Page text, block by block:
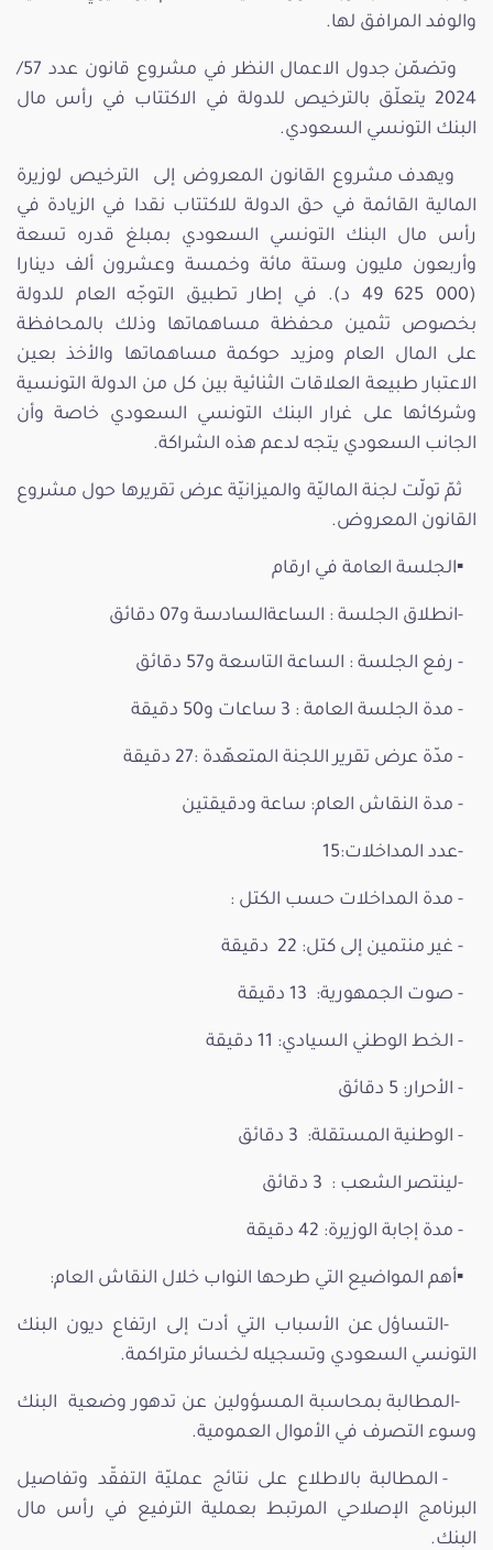
والوفد المرافق لها.
وتضمّن جدول الاعمال النظر في مشروع قانون عدد 57/
2024 يتعلّق بالترخيص للدولة في الاكتتاب في رأس مال
البنك التونسي السعودي.
ويهدف مشروع القانون المعروض إلى الترخيص لوزيرة
المالية القائمة في حق الدولة للاكتتاب نقدا في الزيادة في
رأس مال البنك التونسي السعودي بمبلغ قدره تسعة
وأربعون مليون وستة مائة وخمسة وعشرون ألف دينارا
(000 625 49 د). في إطار تطبيق التوجّه العام للدولة
بخصوص تثمين محفظة مساهماتها وذلك بالمحافظة
على المال العام ومزيد حوكمة مساهماتها والأخذ بعين
الاعتبار طبيعة العلاقات الثنائية بين كل من الدولة التونسية
وشركائها على غرار البنك التونسي السعودي خاصة وأن
الجانب السعودي يتجه لدعم هذه الشراكة.
ثمّ تولّت لجنة الماليّة والميزانيّة عرض تقريرها حول مشروع
القانون المعروض.
▪️الجلسة العامة في ارقام
-انطلاق الجلسة : الساعةالسادسة و07 دقائق
- رفع الجلسة : الساعة التاسعة و57 دقائق
- مدة الجلسة العامة : 3 ساعات و50 دقيقة
- مدّة عرض تقرير اللجنة المتعهّدة :27 دقيقة
- مدة النقاش العام: ساعة ودقيقتين
-عدد المداخلات:15
- مدة المداخلات حسب الكتل :
- غير منتمين إلى كتل: 22 دقيقة
- صوت الجمهورية: 13 دقيقة
- الخط الوطني السيادي: 11 دقيقة
- الأحرار: 5 دقائق
- الوطنية المستقلة: 3 دقائق
-لينتصر الشعب : 3 دقائق
- مدة إجابة الوزيرة: 42 دقيقة
▪️أهم المواضيع التي طرحها النواب خلال النقاش العام:
-التساؤل عن الأسباب التي أدت إلى ارتفاع ديون البنك
التونسي السعودي وتسجيله لخسائر متراكمة.
-المطالبة بمحاسبة المسؤولين عن تدهور وضعية البنك
وسوء التصرف في الأموال العمومية.
- المطالبة بالاطلاع على نتائج عمليّة التفقّد وتفاصيل
البرنامج الإصلاحي المرتبط بعملية الترفيع في رأس مال
البنك.